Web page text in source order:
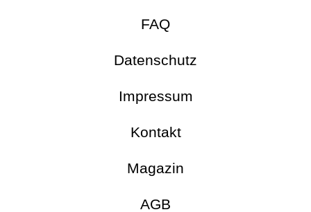
FAQ
Datenschutz
Impressum
Kontakt
Magazin
AGB